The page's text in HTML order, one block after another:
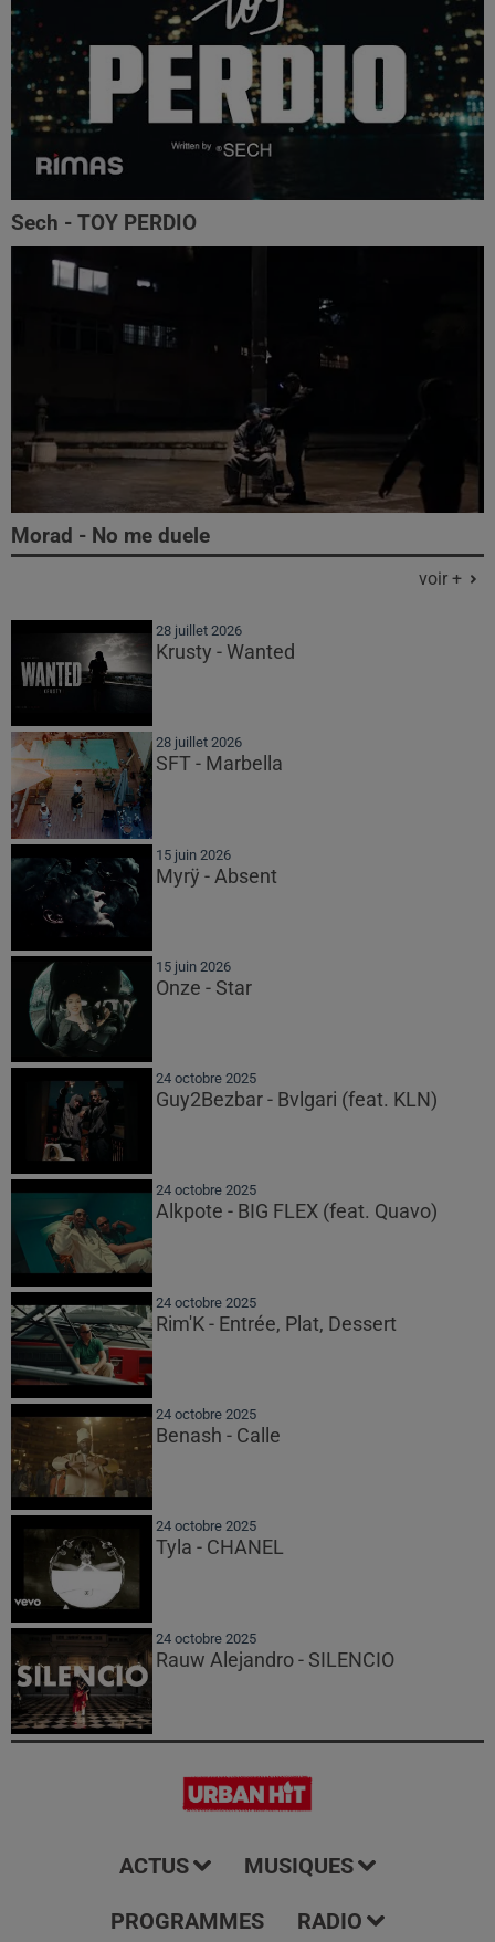
Sech - TOY PERDIO
Morad - No me duele
voir +
28 juillet 2026
Krusty - Wanted
28 juillet 2026
SFT - Marbella
15 juin 2026
Myrÿ - Absent
15 juin 2026
Onze - Star
24 octobre 2025
Guy2Bezbar - Bvlgari (feat. KLN)
24 octobre 2025
Alkpote - BIG FLEX (feat. Quavo)
24 octobre 2025
Rim'K - Entrée, Plat, Dessert
24 octobre 2025
Benash - Calle
24 octobre 2025
Tyla - CHANEL
24 octobre 2025
Rauw Alejandro - SILENCIO
ACTUS MUSIQUES
PROGRAMMES RADIO